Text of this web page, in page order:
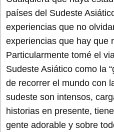
países del Sudeste
experiencias que no
experiencias que hay que
Particularmente tomé el
Sudeste Asiático como la
de recorrer el mundo con
sudeste son intensos,
historias en presente,
gente adorable y sobre